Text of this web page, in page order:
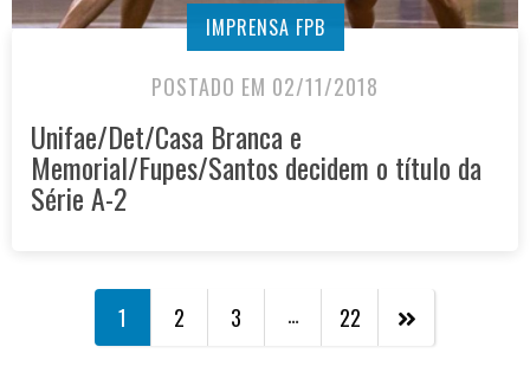
IMPRENSA FPB
POSTADO EM 02/11/2018
Unifae/Det/Casa Branca e
Memorial/Fupes/Santos decidem o título da
Série A-2
1 2 3 … 22